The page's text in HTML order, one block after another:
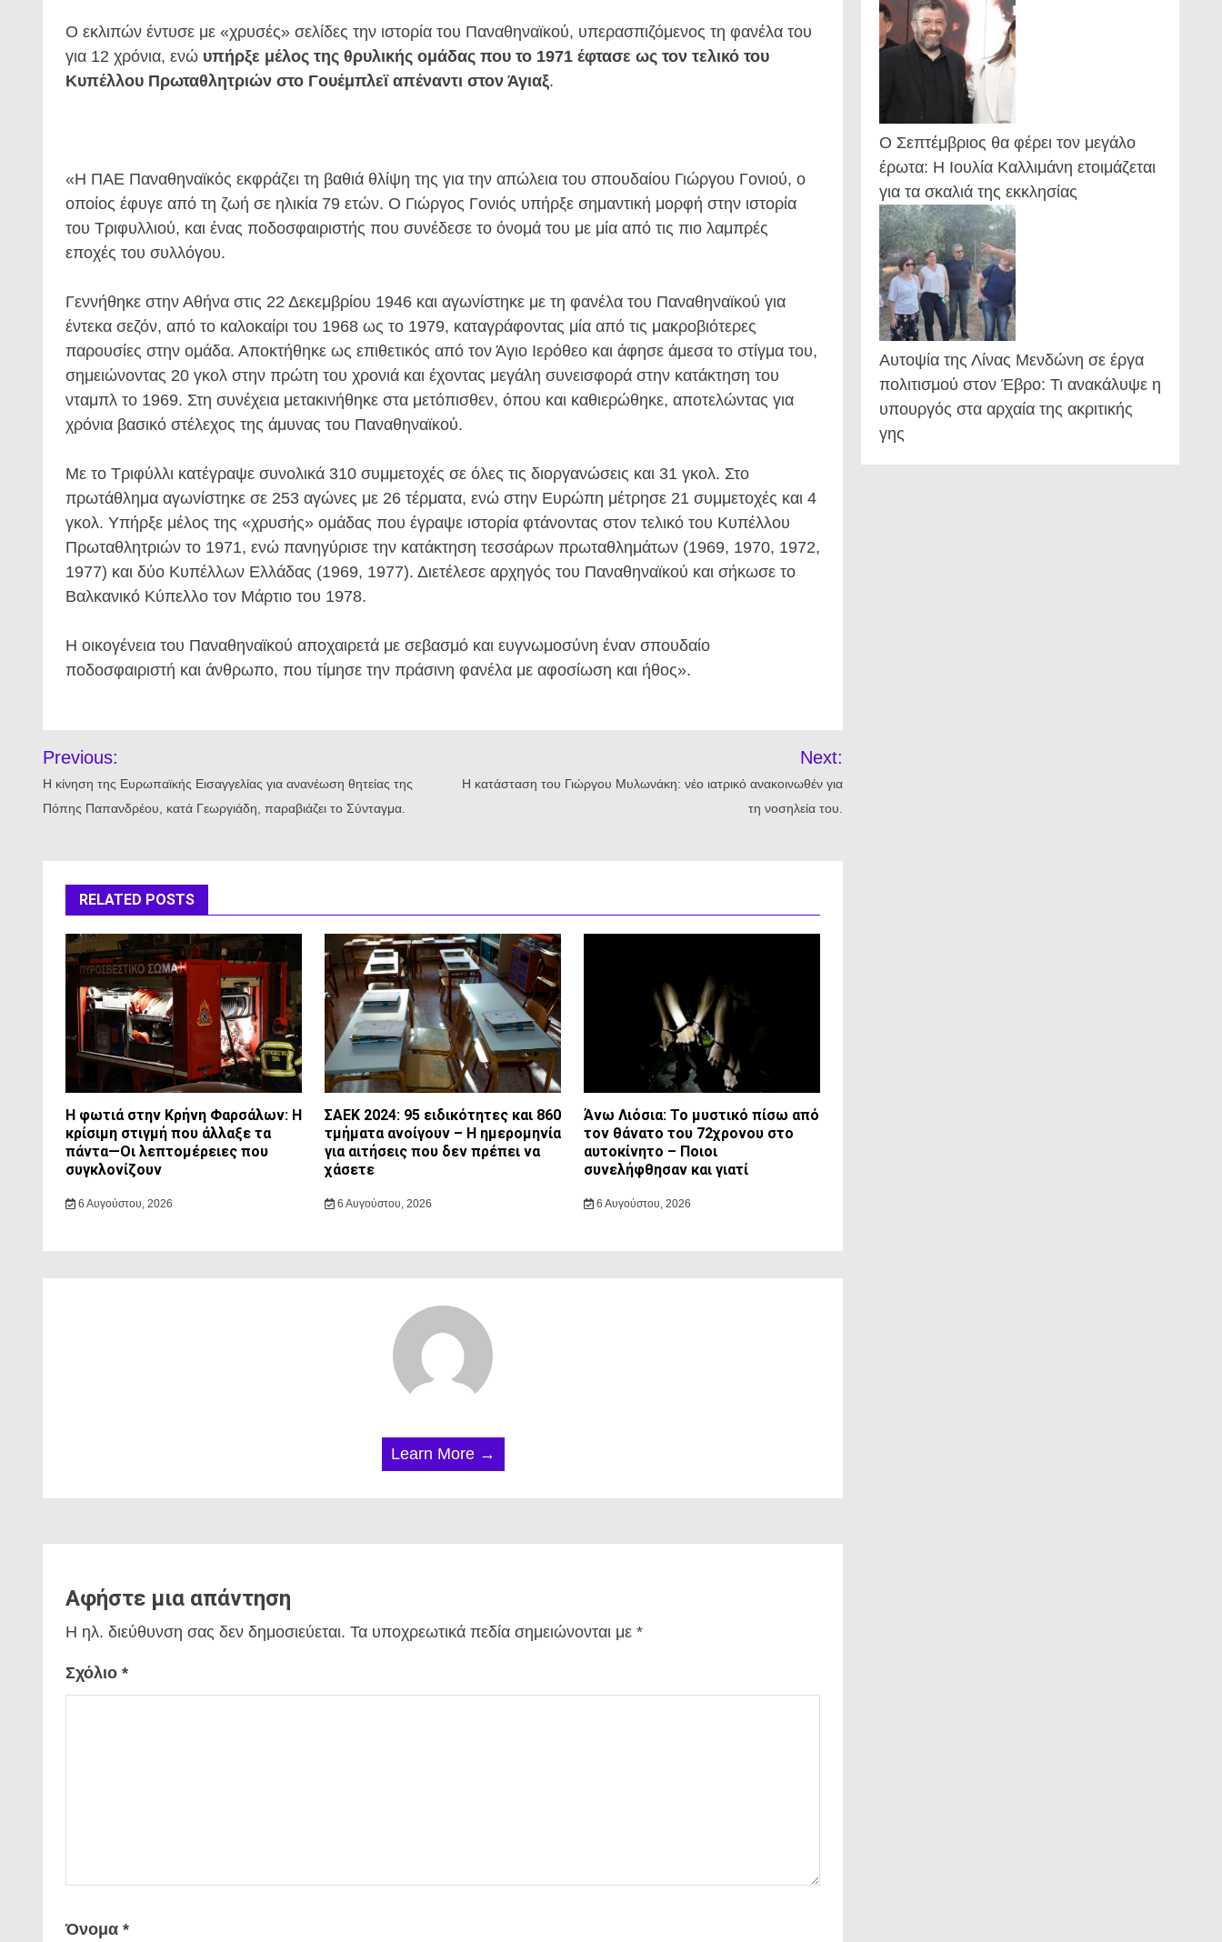
Ο εκλιπών έντυσε με «χρυσές» σελίδες την ιστορία του Παναθηναϊκού, υπερασπιζόμενος τη φανέλα του
για 12 χρόνια, ενώ υπήρξε μέλος της θρυλικής ομάδας που το 1971 έφτασε ως τον τελικό του
Κυπέλλου Πρωταθλητριών στο Γουέμπλεϊ απέναντι στον Άγιαξ.
«Η ΠΑΕ Παναθηναϊκός εκφράζει τη βαθιά θλίψη της για την απώλεια του σπουδαίου Γιώργου Γονιού, ο
οποίος έφυγε από τη ζωή σε ηλικία 79 ετών. Ο Γιώργος Γονιός υπήρξε σημαντική μορφή στην ιστορία
του Τριφυλλιού, και ένας ποδοσφαιριστής που συνέδεσε το όνομά του με μία από τις πιο λαμπρές
εποχές του συλλόγου.
Γεννήθηκε στην Αθήνα στις 22 Δεκεμβρίου 1946 και αγωνίστηκε με τη φανέλα του Παναθηναϊκού για
έντεκα σεζόν, από το καλοκαίρι του 1968 ως το 1979, καταγράφοντας μία από τις μακροβιότερες
παρουσίες στην ομάδα. Αποκτήθηκε ως επιθετικός από τον Άγιο Ιερόθεο και άφησε άμεσα το στίγμα του,
σημειώνοντας 20 γκολ στην πρώτη του χρονιά και έχοντας μεγάλη συνεισφορά στην κατάκτηση του
νταμπλ το 1969. Στη συνέχεια μετακινήθηκε στα μετόπισθεν, όπου και καθιερώθηκε, αποτελώντας για
χρόνια βασικό στέλεχος της άμυνας του Παναθηναϊκού.
Με το Τριφύλλι κατέγραψε συνολικά 310 συμμετοχές σε όλες τις διοργανώσεις και 31 γκολ. Στο
πρωτάθλημα αγωνίστηκε σε 253 αγώνες με 26 τέρματα, ενώ στην Ευρώπη μέτρησε 21 συμμετοχές και 4
γκολ. Υπήρξε μέλος της «χρυσής» ομάδας που έγραψε ιστορία φτάνοντας στον τελικό του Κυπέλλου
Πρωταθλητριών το 1971, ενώ πανηγύρισε την κατάκτηση τεσσάρων πρωταθλημάτων (1969, 1970, 1972,
1977) και δύο Κυπέλλων Ελλάδας (1969, 1977). Διετέλεσε αρχηγός του Παναθηναϊκού και σήκωσε το
Βαλκανικό Κύπελλο τον Μάρτιο του 1978.
Η οικογένεια του Παναθηναϊκού αποχαιρετά με σεβασμό και ευγνωμοσύνη έναν σπουδαίο
ποδοσφαιριστή και άνθρωπο, που τίμησε την πράσινη φανέλα με αφοσίωση και ήθος».
άρθρων
Previous:
Η κίνηση της Ευρωπαϊκής Εισαγγελίας για ανανέωση θητείας της
Πόπης Παπανδρέου, κατά Γεωργιάδη, παραβιάζει το Σύνταγμα.
Next:
Η κατάσταση του Γιώργου Μυλωνάκη: νέο ιατρικό ανακοινωθέν για
τη νοσηλεία του.
RELATED POSTS
Η φωτιά στην Κρήνη Φαρσάλων: Η
κρίσιμη στιγμή που άλλαξε τα
πάντα—Οι λεπτομέρειες που
συγκλονίζουν
6 Αυγούστου, 2026
ΣΑΕΚ 2024: 95 ειδικότητες και 860
τμήματα ανοίγουν – Η ημερομηνία
για αιτήσεις που δεν πρέπει να
χάσετε
6 Αυγούστου, 2026
Άνω Λιόσια: Το μυστικό πίσω από
τον θάνατο του 72χρονου στο
αυτοκίνητο – Ποιοι
συνελήφθησαν και γιατί
6 Αυγούστου, 2026
Learn More →
Αφήστε μια απάντηση
Η ηλ. διεύθυνση σας δεν δημοσιεύεται. Τα υποχρεωτικά πεδία σημειώνονται με *
Σχόλιο *
Όνομα *
Ο Σεπτέμβριος θα φέρει τον μεγάλο
έρωτα: Η Ιουλία Καλλιμάνη ετοιμάζεται
για τα σκαλιά της εκκλησίας
Αυτοψία της Λίνας Μενδώνη σε έργα
πολιτισμού στον Έβρο: Τι ανακάλυψε η
υπουργός στα αρχαία της ακριτικής
γης